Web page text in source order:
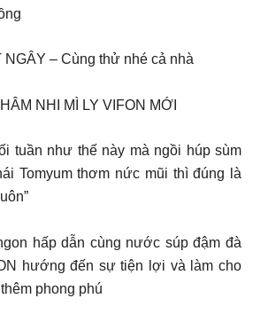
NGÂY – Cùng thử nhé cả nhà
NHI MÌ LY VIFON MỚI
tuần như thế này mà ngồi húp sùm
Tomyum thơm nức mũi thì đúng là
hấp dẫn cùng nước súp đậm đà
hướng đến sự tiện lợi và làm cho
phong phú